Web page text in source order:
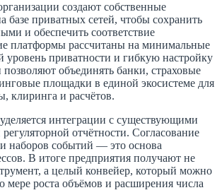
создают собственные
базе приватных сетей, чтобы сохранить
и обеспечить соответствие
платформы рассчитаны на минимальные
уровень приватности и гибкую настройку
объединять банки, страховые
площадки в единой экосистеме для
клиринга и расчётов.
интеграции с существующими
отчётности. Согласование
наборов событий — это основа
В итоге предприятия получают не
а целый конвейер, который можно
мере роста объёмов и расширения числа